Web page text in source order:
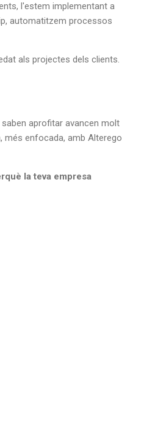
l'estem implementant a
automatitzem processos
als projectes dels clients.
aprofitar avancen molt
més enfocada, amb Alterego
la teva empresa